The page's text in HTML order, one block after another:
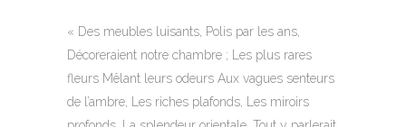
« Des meubles luisants, Polis par les ans,
Décoreraient notre chambre ; Les plus rares
fleurs Mêlant leurs odeurs Aux vagues senteurs
de l’ambre, Les riches plafonds, Les miroirs